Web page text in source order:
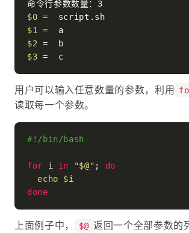
$0
$1
$2
$3
用户可以输入任意数量的参数，利用
读取每一个参数。
#!/bin/bash
for i in "$@" ; do
echo
$i
done
上面例子中， $@ 返回一个全部参数的